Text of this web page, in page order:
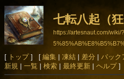
七転八起（狂
https://artesnaut.com/
8C%96%EF%BC%89
[ トップ] [ 編集| 凍結| 差分 | バック
新規 | 一覧 | 検索| 最終更新| ヘルプ]